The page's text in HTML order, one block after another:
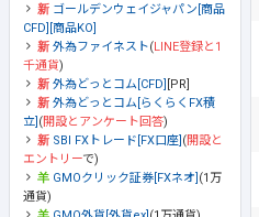
ゴールデンウェイジャパン[商品
CFD][商品KO]
外為ファイネスト(LINE登録と1
千通貨)
外為どっとコム[CFD] [PR]
外為どっとコム[らくらくFX積
立] (開設とアンケート回答)
SBI FXトレード[FX口座] (開設と
エントリーで)
GMOクリック証券[FXネオ] (1万
通貨)